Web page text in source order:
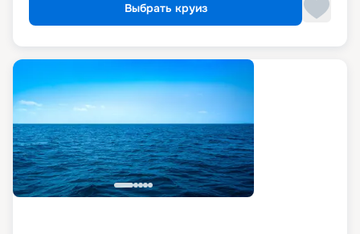
Выбрать круиз